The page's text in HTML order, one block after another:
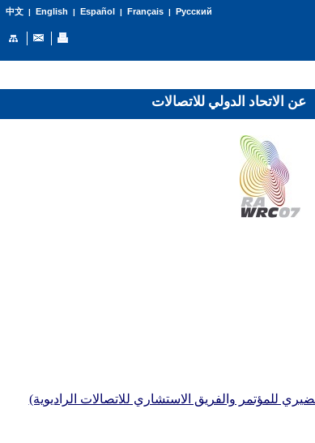
中文| English | Español | Français| Русский
للمؤتمر والفريق الاستشاري للاتصالات الراديوية)
عن الاتحاد الدولي للاتصالات